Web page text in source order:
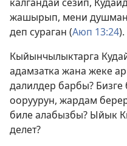
жашырып, мени
деп сураган (Аюп 13:24).
Кыйынчылыктарга
адамзатка жана жеке
далилдер барбы?
ооруурун, жардам
биле алабызбы? Ыйык
делет?